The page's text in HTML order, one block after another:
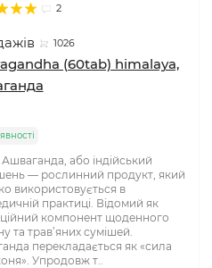
2
1026
(60tab) himalaya,
або індійський
— рослинний продукт, який
використовується в
практиці. Відомий як
компонент щоденного
та трав’яних сумішей.
перекладається як «сила
Упродовж т..